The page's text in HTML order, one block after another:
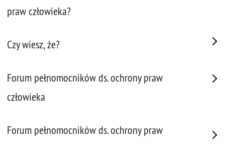
praw człowieka?
Czy wiesz, że?
Forum pełnomocników ds. ochrony praw
człowieka
Forum pełnomocników ds. ochrony praw